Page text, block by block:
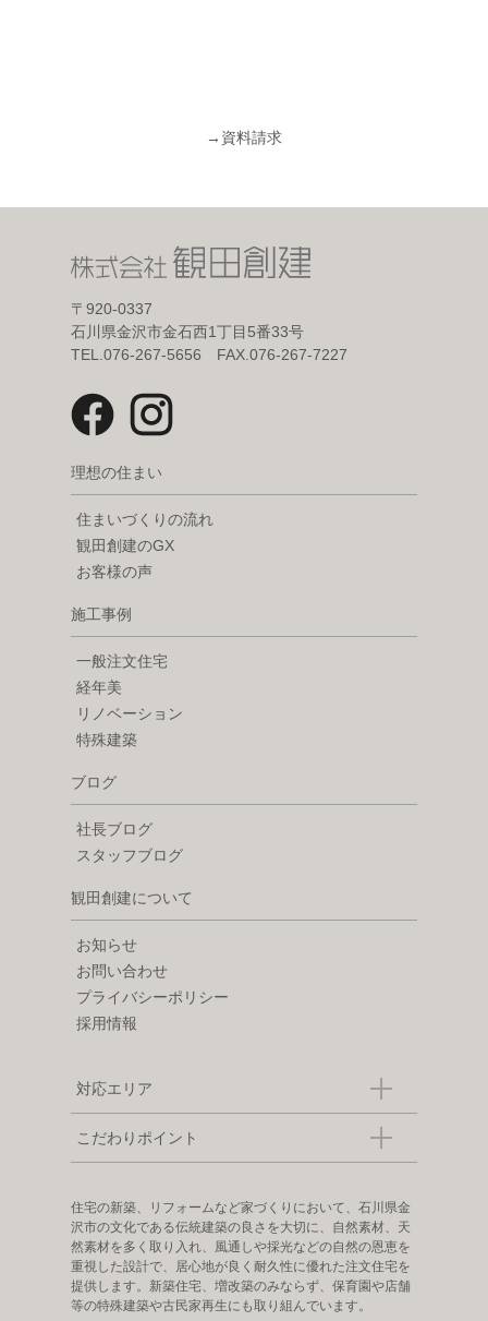
→ 資料請求
〒920-0337
石川県金沢市金石西1丁目5番33号
TEL.076-267-5656 FAX.076-267-7227
理想の住まい
住まいづくりの流れ
観田創建のGX
お客様の声
施工事例
一般注文住宅
経年美
リノベーション
特殊建築
ブログ
社長ブログ
スタッフブログ
観田創建について
お知らせ
お問い合わせ
プライバシーポリシー
採用情報
対応エリア
こだわりポイント
住宅の新築、リフォームなど家づくりにおいて、石川県金
沢市の文化である伝統建築の良さを大切に、自然素材、天
然素材を多く取り入れ、風通しや採光などの自然の恩恵を
重視した設計で、居心地が良く耐久性に優れた注文住宅を
提供します。新築住宅、増改築のみならず、保育園や店舗
等の特殊建築や古民家再生にも取り組んでいます。